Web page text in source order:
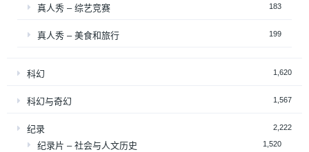
真人秀 – 综艺竞赛 183
真人秀 – 美食和旅行 199
科幻 1,620
科幻与奇幻 1,567
纪录 2,222
纪录片 – 社会与人文历史 1,520